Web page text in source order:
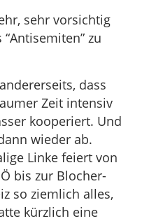
sehr vorsichtig
zu
dass
Zeit intensiv
kooperiert. Und
wieder ab.
Linke feiert von
bis zur Blocher-
so ziemlich alles,
kürzlich eine